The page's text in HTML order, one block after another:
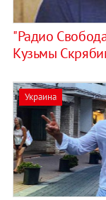
"Радио
Кузьмы
Украина